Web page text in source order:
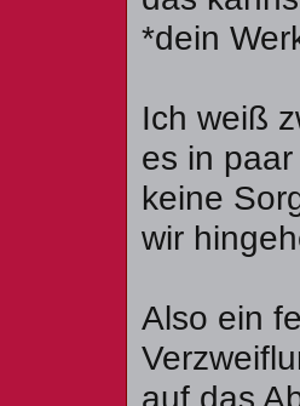
*dein
Ich weiß
es in
keine
wir
Also ein
auf das